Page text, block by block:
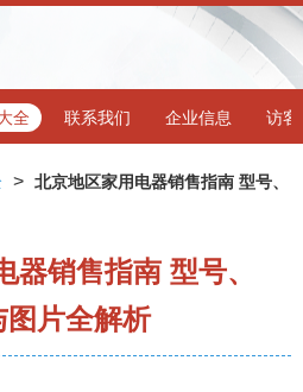
全 联系我们 企业信息 访客
> 北京地区家用电器销售指南 型号、
器销售指南 型号、
图片全解析